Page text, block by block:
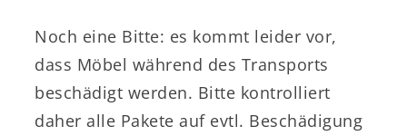
Noch eine Bitte: es kommt leider vor,
dass Möbel während des Transports
beschädigt werden. Bitte kontrolliert
daher alle Pakete auf evtl. Beschädigung